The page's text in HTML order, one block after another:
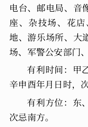
电台、邮电局、音
座、杂技场、花
地、游乐场所、大
场、军警公安部门
有利时间：甲
辛申酉年月日时，
有利方位：东
次忌南方。